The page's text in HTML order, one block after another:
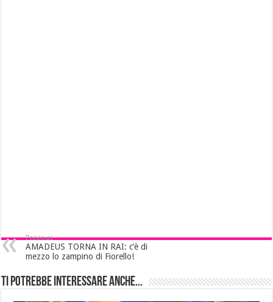
Previous
AMADEUS TORNA IN RAI: c’è di
mezzo lo zampino di Fiorello!
Ti potrebbe interessare anche...